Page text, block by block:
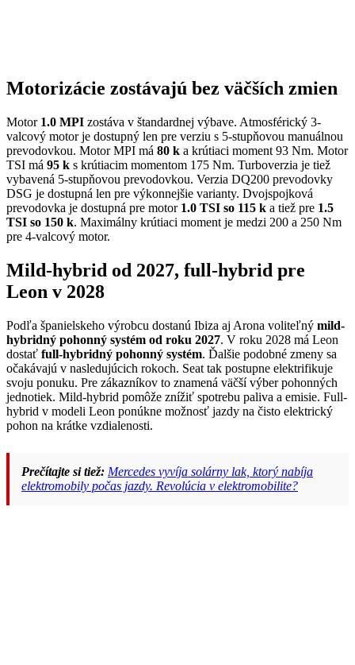
Motorizácie zostávajú bez väčších zmien
Motor 1.0 MPI zostáva v štandardnej výbave. Atmosférický 3-
valcový motor je dostupný len pre verziu s 5-stupňovou manuálnou
prevodovkou. Motor MPI má 80 k a krútiaci moment 93 Nm. Motor
TSI má 95 k s krútiacim momentom 175 Nm. Turboverzia je tiež
vybavená 5-stupňovou prevodovkou. Verzia DQ200 prevodovky
DSG je dostupná len pre výkonnejšie varianty. Dvojspojková
prevodovka je dostupná pre motor 1.0 TSI so 115 k a tiež pre 1.5
TSI so 150 k. Maximálny krútiaci moment je medzi 200 a 250 Nm
pre 4-valcový motor.
Mild-hybrid od 2027, full-hybrid pre
Leon v 2028
Podľa španielskeho výrobcu dostanú Ibiza aj Arona voliteľný mild-
hybridný pohonný systém od roku 2027. V roku 2028 má Leon
dostať full-hybridný pohonný systém. Ďalšie podobné zmeny sa
očakávajú v nasledujúcich rokoch. Seat tak postupne elektrifikuje
svoju ponuku. Pre zákazníkov to znamená väčší výber pohonných
jednotiek. Mild-hybrid pomôže znížiť spotrebu paliva a emisie. Full-
hybrid v modeli Leon ponúkne možnosť jazdy na čisto elektrický
pohon na krátke vzdialenosti.
Prečítajte si tiež: Mercedes vyvíja solárny lak, ktorý nabíja
elektromobily počas jazdy. Revolúcia v elektromobilite?